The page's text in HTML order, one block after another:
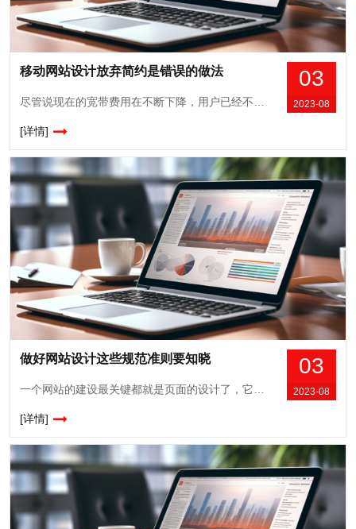
03
2023-08
移动网站设计放弃简约是错误的做法
[详情]
03
2023-08
做好网站设计这些规范准则要知晓
[详情]